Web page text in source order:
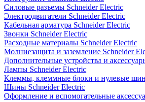
Силовые разъемы Schneider Electric
Электродвигатели Schneider Electric
Кабельная арматура Schneider Electric
Звонки Schneider Electric
Расходные материалы Schneider Electric
Молниезащита и заземление Schneider
Дополнительные устройства и
Лампы Schneider Electric
Клеммы, клеммные блоки и нулевые
Шины Schneider Electric
Оформление и вспомогательные